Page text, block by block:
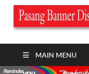
MAIN MENU